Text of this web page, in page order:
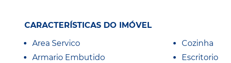
CARACTERÍSTICAS DO IMÓVEL
Area Servico
Armario Embutido
Cozinha
Escritorio